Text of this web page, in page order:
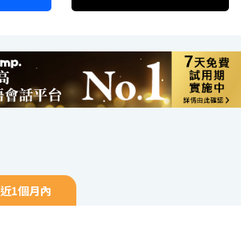
近1個月內